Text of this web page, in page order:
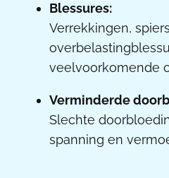
Blessures:
Verrekkingen,
veelvoorkomende
Verminderde
Slechte
spanning en